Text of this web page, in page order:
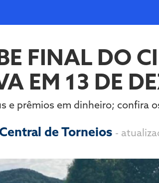
FINAL DO
EM 13 DE
e prêmios em dinheiro; confira
de Torneios -